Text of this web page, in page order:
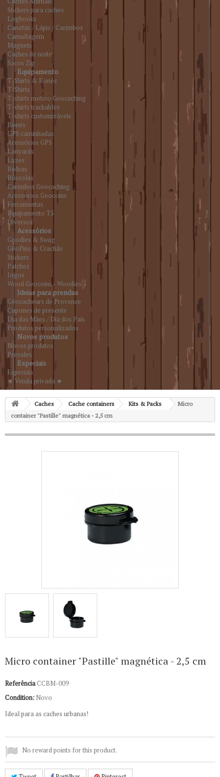
Stickers para caches
Logbooks
Canetas / Lápis / Carimbos
Camuflagem
Magnets
Caches de noite
Sacos Zip
Equipamento
T-Shirts & Bonés
T-Shirts
T-shirts motivo Geocaching
T-shirts trackables
T-shirts customizáveis
Bonés
GPS caminhadas
Acessórios GPS
Lanyards
Luzes
Bolsas
Bússolas
Carimbos Geocaching
Acessórios Geocoins
Ferramentas
Equipamento T5
Diversos
Acessórios
Goodies & Swag
GeoPins & Crachás
Stickers
Patches
Jogos
Wood Geocoins - Woodies
Ideias para prendas
Géocacheurs de Provence
Cupones de presente
Dia das Mães / Dia dos Pais
Produtos personalizados
Novos produtos
Novos produtos
Presales
Especiais
Especiais
★ Venda privada ★
Caches Cache containers Kits & Packs
Micro
container "Pastille" magnética - 2,5 cm
Micro container "Pastille" magnética - 2,5 cm
ReferênciaCCBM-009
Condition: Novo
Ideal para as caches urbanas!
No reward points for this product.